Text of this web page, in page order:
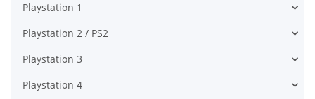
Playstation 1
Playstation 2 / PS2
Playstation 3
Playstation 4